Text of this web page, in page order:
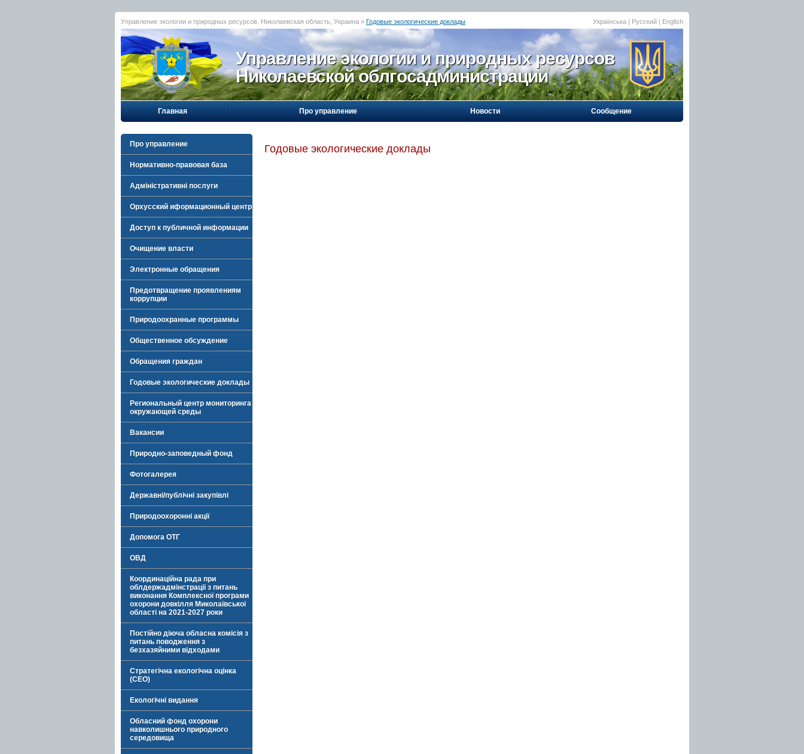
Управление экологии и природных ресурсов. Николаевская область, Украина » Годовые экологические доклады Українська | Русский | English
Управление экологии и природных ресурсов
Николаевской облгосадминистрации
Главная Про управление Новости Сообщение
Про управление
Нормативно-правовая база
Адміністративні послуги
Орхусский иформационный центр
Доступ к публичной информации
Очищение власти
Электронные обращения
Предотвращение проявлениям
коррупции
Природоохранные программы
Общественное обсуждение
Обращения граждан
Годовые экологические доклады
Региональный центр мониторинга
окружающей среды
Вакансии
Природно-заповедный фонд
Фотогалерея
Державні/публічні закупівлі
Природоохоронні акції
Допомога ОТГ
ОВД
Координаційна рада при
облдержадмінстрації з питань
виконання Комплексної програми
охорони довкілля Миколаївської
області на 2021-2027 роки
Постійно діюча обласна комісія з
питань поводження з
безхазяйними відходами
Стратегічна екологічна оцінка
(СЕО)
Екологічні видання
Обласний фонд охорони
навколишнього природного
середовища
Годовые экологические доклады